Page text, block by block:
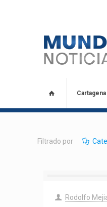
Cartagena
Filtrado por
Rodolfo